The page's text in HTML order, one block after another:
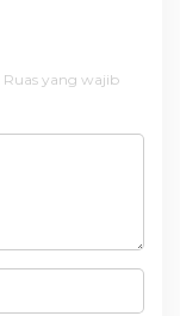
Ruas yang wajib